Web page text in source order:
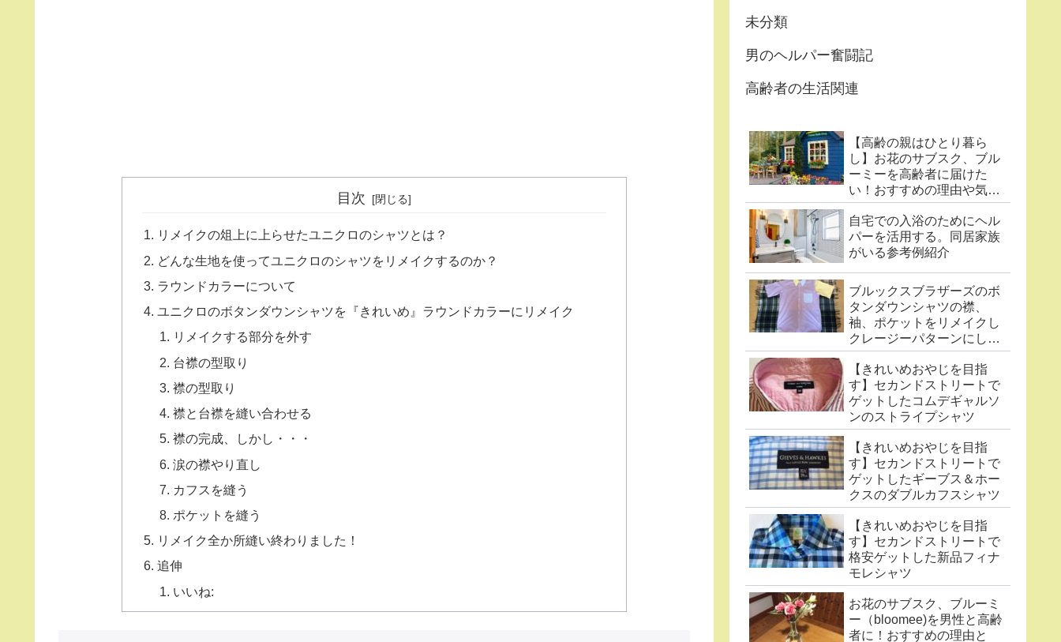
目次
リメイクの俎上に上らせたユニクロのシャツとは？
どんな生地を使ってユニクロのシャツをリメイクするのか？
ラウンドカラーについて
ユニクロのボタンダウンシャツを『きれいめ』ラウンドカラーにリメイク
リメイクする部分を外す
台襟の型取り
襟の型取り
襟と台襟を縫い合わせる
襟の完成、しかし・・・
涙の襟やり直し
カフスを縫う
ポケットを縫う
リメイク全か所縫い終わりました！
追伸
いいね:
未分類
男のヘルパー奮闘記
高齢者の生活関連
【高齢の親はひとり暮ら
し】お花のサブスク、ブル
ーミーを高齢者に届けた
い！おすすめの理由や気に
なる点まとめ
自宅での入浴のためにヘル
パーを活用する。同居家族
がいる参考例紹介
ブルックスブラザーズのボ
タンダウンシャツの襟、
袖、ポケットをリメイクし
クレージーパターンにした
件
【きれいめおやじを目指
す】セカンドストリートで
ゲットしたコムデギャルソ
ンのストライプシャツ
【きれいめおやじを目指
す】セカンドストリートで
ゲットしたギーブス＆ホー
クスのダブルカフスシャツ
【きれいめおやじを目指
す】セカンドストリートで
格安ゲットした新品フィナ
モレシャツ
お花のサブスク、ブルーミ
ー（bloomee)を男性と高齢
者に！おすすめの理由と